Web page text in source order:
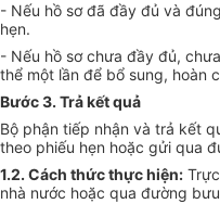
- Nếu hồ sơ đã đầy đủ và
hẹn.
- Nếu hồ sơ chưa đầy đủ,
thể một lần để bổ sung, hoàn
Bước 3. Trả kết quả
Bộ phận tiếp nhận và trả kết
theo phiếu hẹn hoặc gửi qua
1.2. Cách thức thực hiện:
nhà nước hoặc qua đường